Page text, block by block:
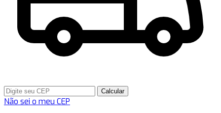
Calcular
Não sei o meu CEP